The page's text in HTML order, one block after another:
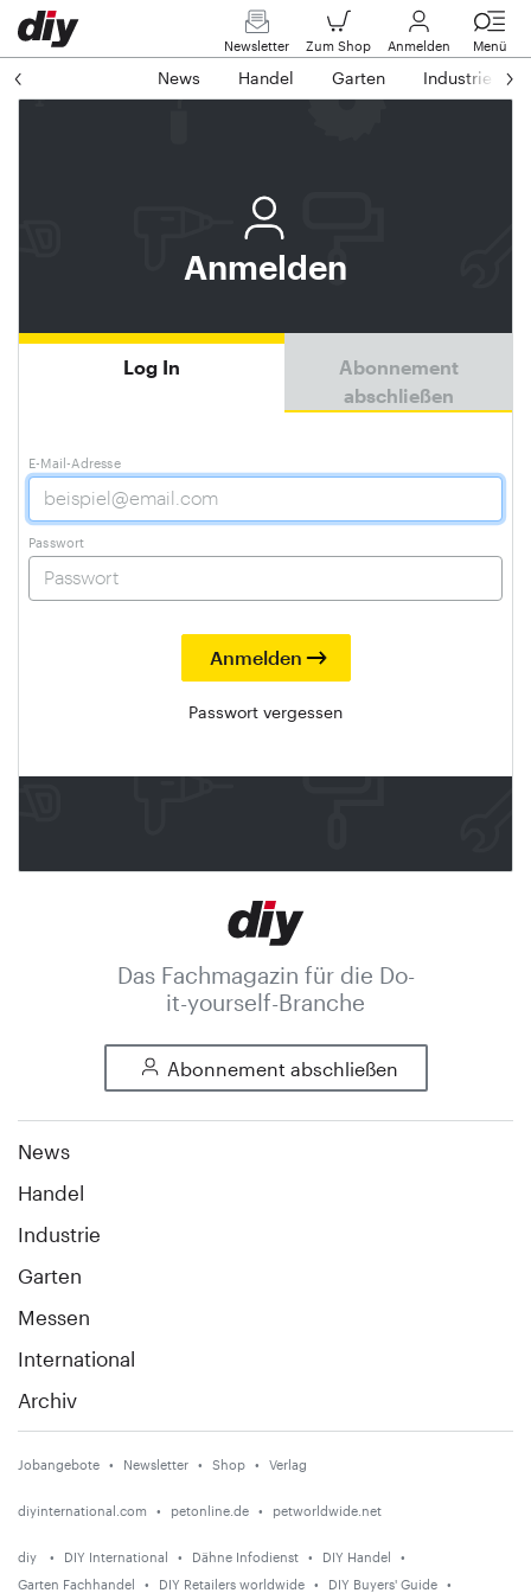
Newsletter Zum Shop Anmelden Menü
News Handel Garten Industrie
Anmelden
Log In
Abonnement
abschließen
E-Mail-Adresse
Passwort
Passwort vergessen
Das Fachmagazin für die Do-
it-yourself-Branche
Abonnement abschließen
News
Handel
Industrie
Garten
Messen
International
Archiv
Jobangebote Newsletter Shop Verlag
diyinternational.com petonline.de petworldwide.net
diy DIY International Dähne Infodienst
DIY Handel
Garten Fachhandel
DIY Retailers worldwide DIY Buyers' Guide